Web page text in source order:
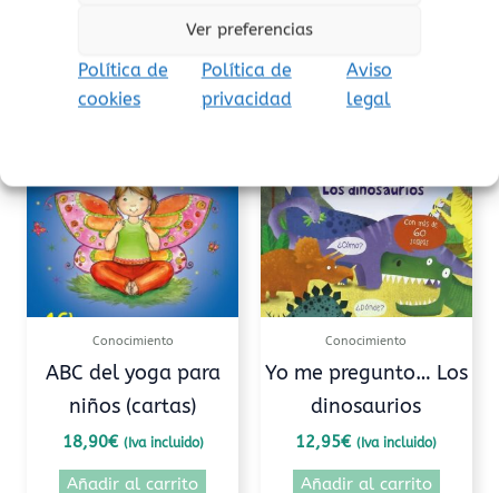
Ver preferencias
Política de
cookies
Política de
privacidad
Aviso
legal
Productos relacionados
Conocimiento
ABC del yoga para
niños (cartas)
18,90€ (Iva incluido)
Añadir al carrito
Conocimiento
Yo me pregunto… Los
dinosaurios
12,95€ (Iva incluido)
Añadir al carrito